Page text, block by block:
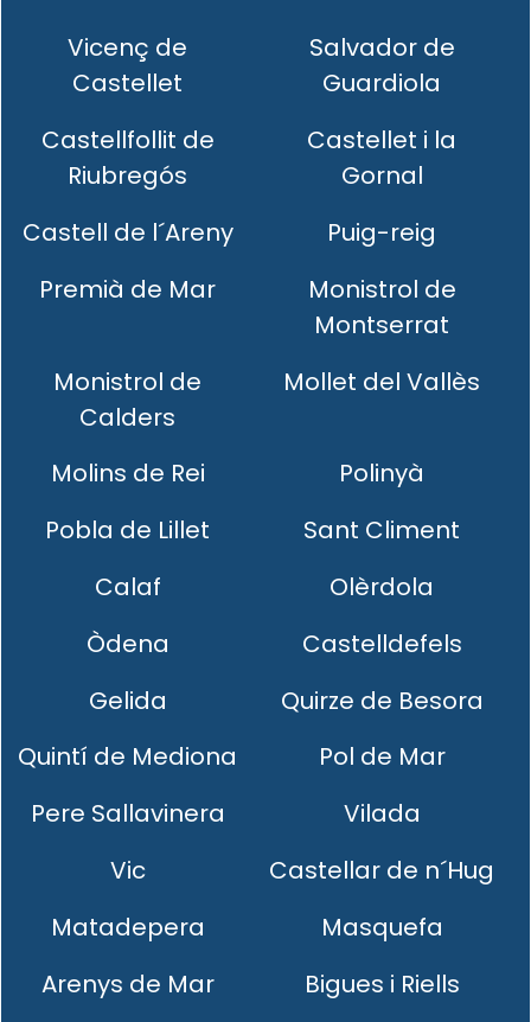
Vicenç de
Castellet
Salvador de
Guardiola
Castellfollit de
Riubregós
Castellet i la
Gornal
Castell de l´Areny
Puig-reig
Premià de Mar
Monistrol de
Montserrat
Monistrol de
Calders
Mollet del Vallès
Molins de Rei
Polinyà
Pobla de Lillet
Sant Climent
Calaf
Olèrdola
Òdena
Castelldefels
Gelida
Quirze de Besora
Quintí de Mediona
Pol de Mar
Pere Sallavinera
Vilada
Vic
Castellar de n´Hug
Matadepera
Masquefa
Arenys de Mar
Bigues i Riells